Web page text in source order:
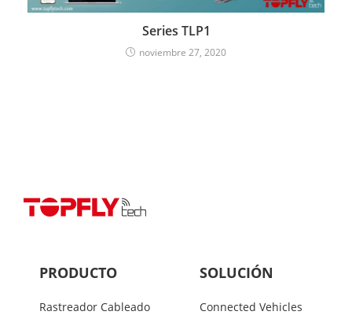
Series TLP1
noviembre 27, 2020
PRODUCTO
Rastreador Cableado
SOLUCIÓN
Connected Vehicles